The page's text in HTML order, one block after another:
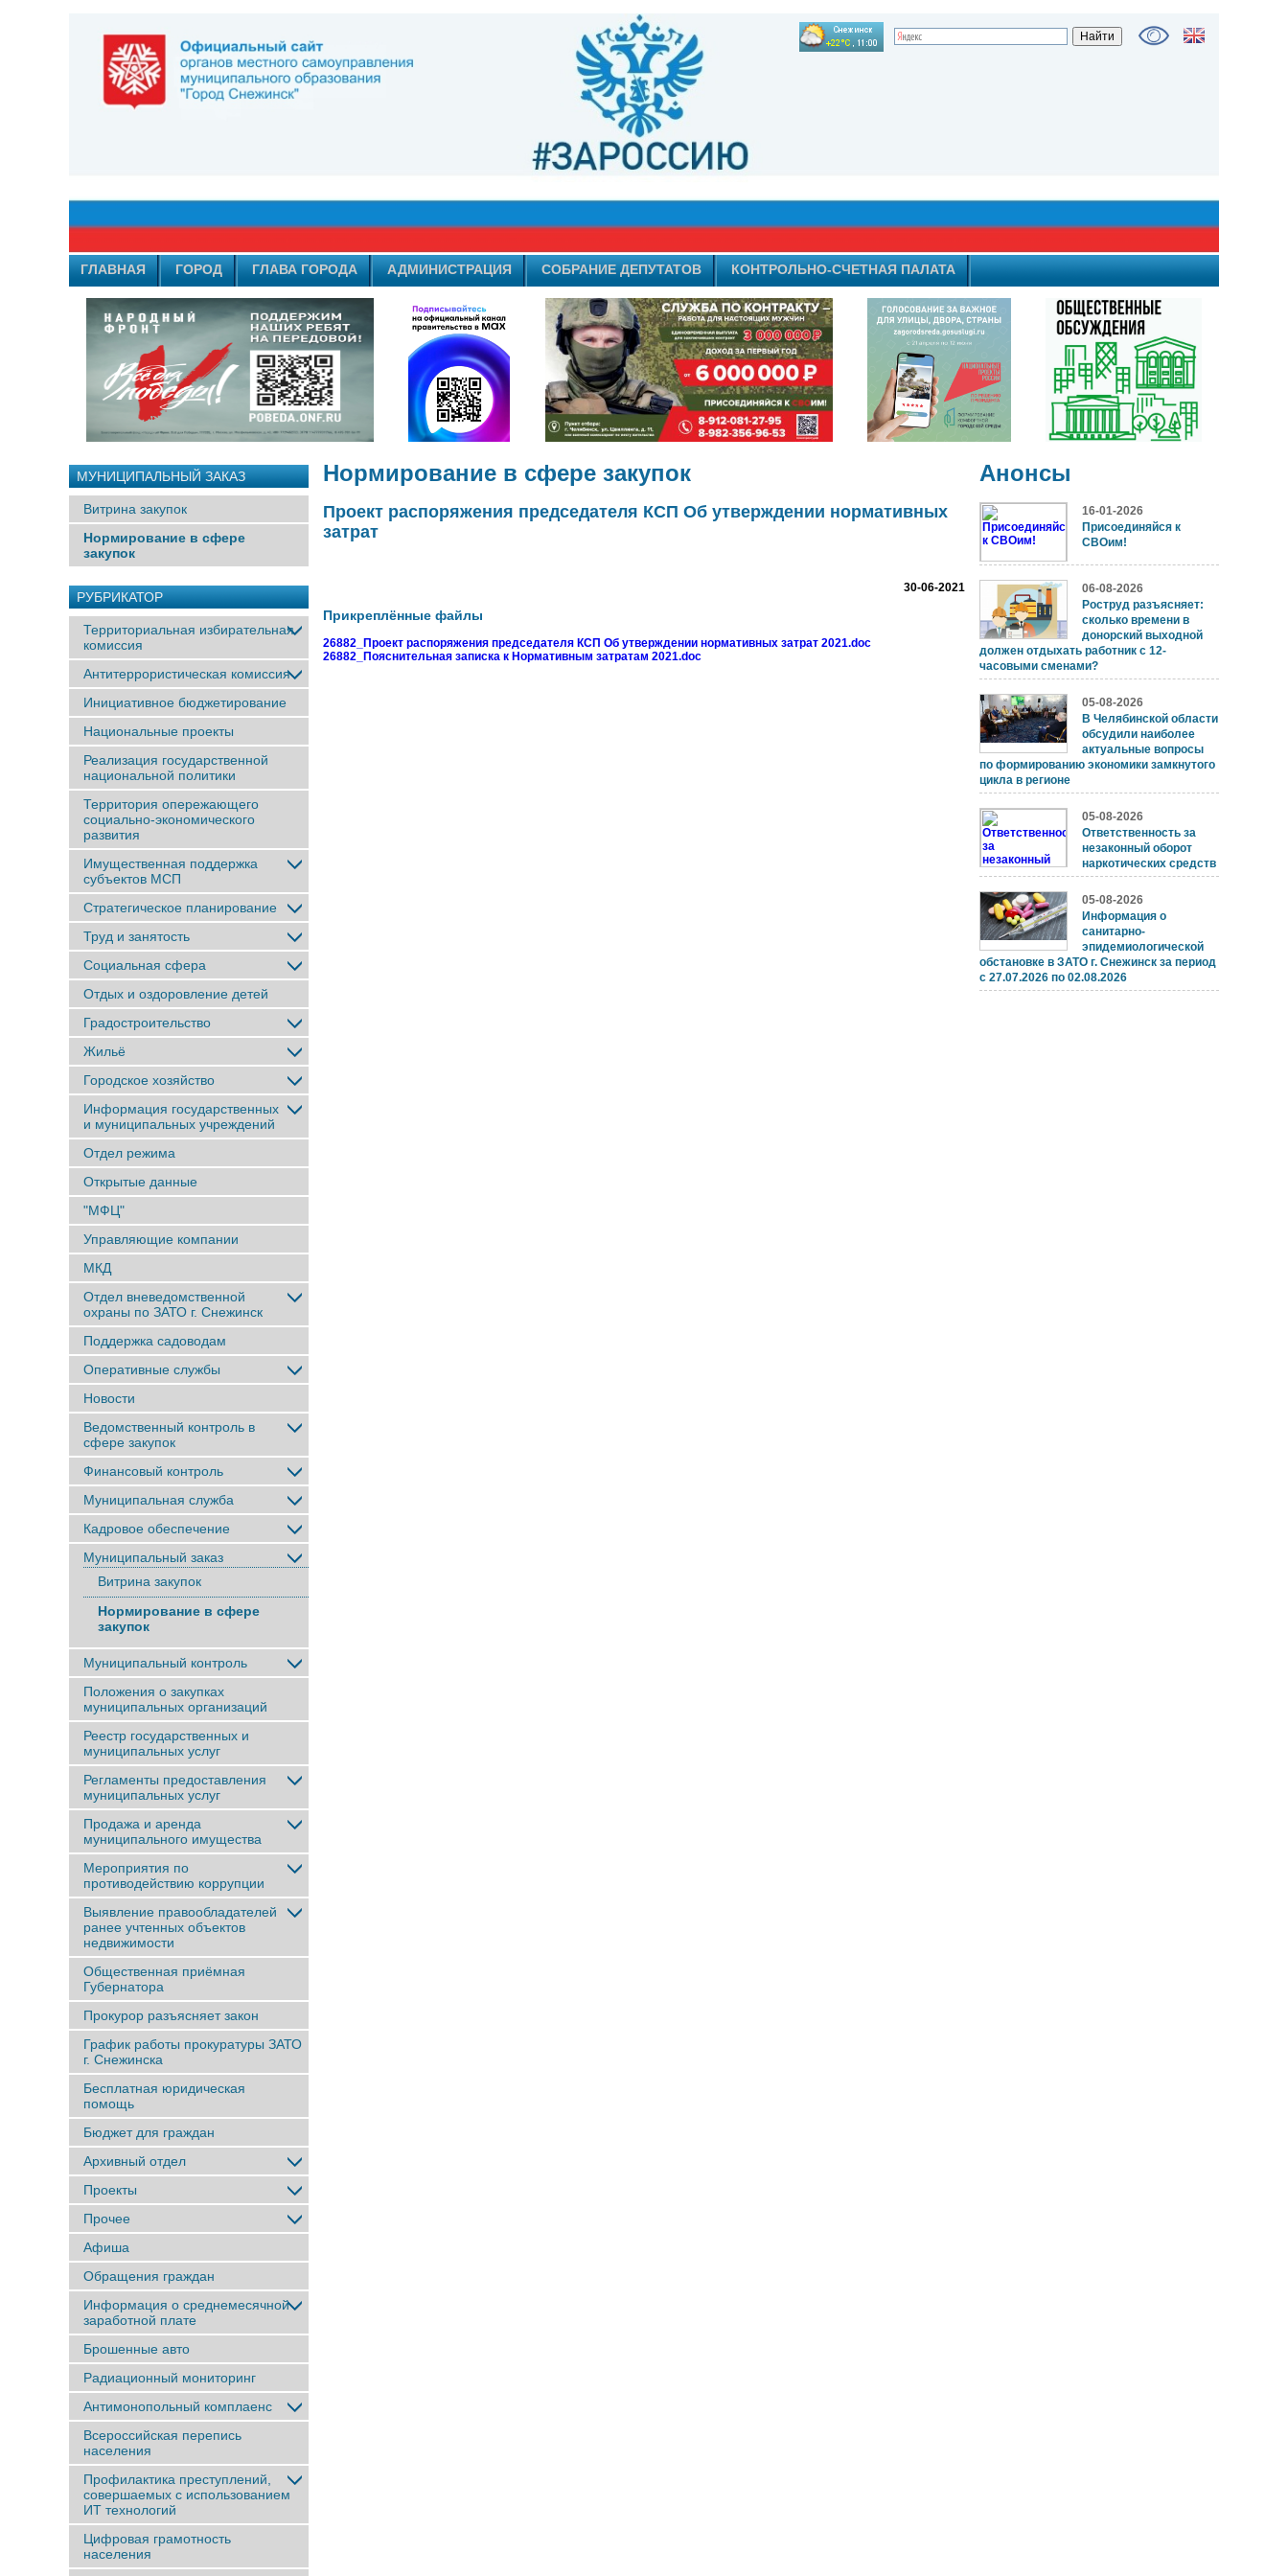
ГЛАВНАЯ ГОРОД ГЛАВА ГОРОДА АДМИНИСТРАЦИЯ СОБРАНИЕ ДЕПУТАТОВ КОНТРОЛЬНО-СЧЕТНАЯ ПАЛАТА
МУНИЦИПАЛЬНЫЙ ЗАКАЗ
Витрина закупок
Нормирование в сфере
закупок
РУБРИКАТОР
Территориальная избирательная
комиссия
Антитеррористическая комиссия
Инициативное бюджетирование
Национальные проекты
Реализация государственной
национальной политики
Территория опережающего
социально-экономического
развития
Имущественная поддержка
субъектов МСП
Стратегическое планирование
Труд и занятость
Социальная сфера
Отдых и оздоровление детей
Градостроительство
Жильё
Городское хозяйство
Информация государственных
и муниципальных учреждений
Отдел режима
Открытые данные
"МФЦ"
Управляющие компании
МКД
Отдел вневедомственной
охраны по ЗАТО г. Снежинск
Поддержка садоводам
Оперативные службы
Новости
Ведомственный контроль в
сфере закупок
Финансовый контроль
Муниципальная служба
Кадровое обеспечение
Муниципальный заказ
Витрина закупок
Нормирование в сфере
закупок
Муниципальный контроль
Положения о закупках
муниципальных организаций
Реестр государственных и
муниципальных услуг
Регламенты предоставления
муниципальных услуг
Продажа и аренда
муниципального имущества
Мероприятия по
противодействию коррупции
Выявление правообладателей
ранее учтенныx объектов
недвижимости
Общественная приёмная
Губернатора
Прокурор разъясняет закон
График работы прокуратуры ЗАТО
г. Снежинска
Бесплатная юридическая
помощь
Бюджет для граждан
Архивный отдел
Проекты
Прочее
Афиша
Обращения граждан
Информация о среднемесячной
заработной плате
Брошенные авто
Радиационный мониторинг
Антимонопольный комплаенс
Всероссийская перепись
населения
Профилактика преступлений,
совершаемых с использованием
ИТ технологий
Цифровая грамотность
населения
Нормирование в сфере закупок
Проект распоряжения председателя КСП Об утверждении нормативных
затрат
30-06-2021
Прикреплённые файлы
26882_Проект распоряжения председателя КСП Об утверждении нормативных затрат 2021.doc
26882_Пояснительная записка к Нормативным затратам 2021.doc
Анонсы
16-01-2026
Присоединяйся к
СВОим!
06-08-2026
Роструд разъясняет:
сколько времени в
донорский выходной
должен отдыхать работник с 12-
часовыми сменами?
05-08-2026
В Челябинской области
обсудили наиболее
актуальные вопросы
по формированию экономики замкнутого
цикла в регионе
05-08-2026
Ответственность за
незаконный оборот
наркотических средств
05-08-2026
Информация о
санитарно-
эпидемиологической
обстановке в ЗАТО г. Снежинск за период
с 27.07.2026 по 02.08.2026